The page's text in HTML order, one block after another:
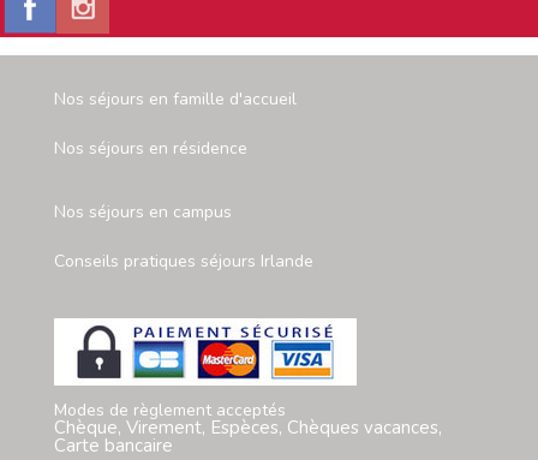
Nos séjours en famille d'accueil
Nos séjours en résidence
Nos séjours en campus
Conseils pratiques séjours Irlande
Modes de règlement acceptés
Chèque, Virement, Espèces, Chèques vacances,
Carte bancaire